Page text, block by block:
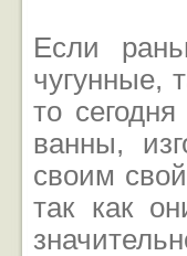
Если
чугунные,
то
ванны,
своим
так как